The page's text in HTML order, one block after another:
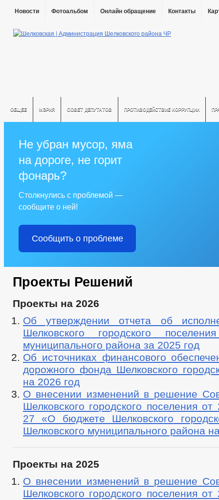
Новости Фотоальбом Онлайн обращение Контакты
ОБЩЕЕ МЭРИЯ СОВЕТ ДЕПУТАТОВ ПРОТИВОДЕЙСТВИЕ КОРРУПЦИИ
Не убран мусор, яма
на дороге, не горит
фонарь?
Столкнулись с проблемой —
сообщите о ней!
Сообщить о проблеме
Проекты Решений
Проекты на 2026
Об утверждении отчета об
Шелковского городского
муниципального района за 2025 год
Об источниках финансового
дорожного фонда Шелковского
на 2026 год
О внесении изменений в решение
Шелковского городского поселения
27 «О бюджете Шелковского
Шелковского муниципального района
Проекты на 2025
О внесении изменений в решение
Шелковского городского поселения